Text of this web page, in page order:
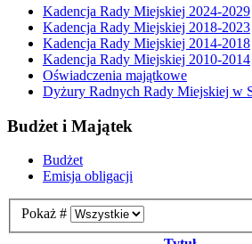
Kadencja Rady Miejskiej 2024-2029
Kadencja Rady Miejskiej 2018-2023
Kadencja Rady Miejskiej 2014-2018
Kadencja Rady Miejskiej 2010-2014
Oświadczenia majątkowe
Dyżury Radnych Rady Miejskiej w
Budżet i Majątek
Budżet
Emisja obligacji
Pokaż #